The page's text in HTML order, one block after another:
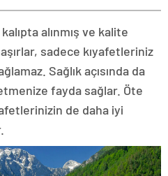
alınmış ve kalite
sadece kıyafetleriniz
Sağlık açısında da
fayda sağlar. Öte
de daha iyi